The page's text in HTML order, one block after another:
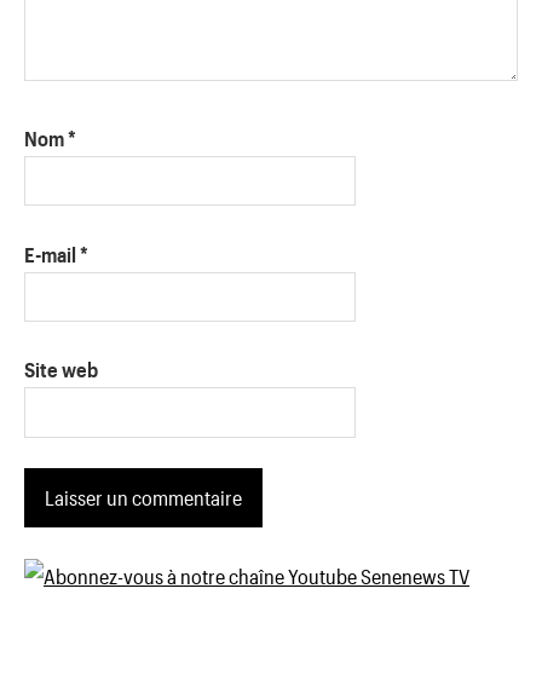
Nom*
E-mail *
Site web